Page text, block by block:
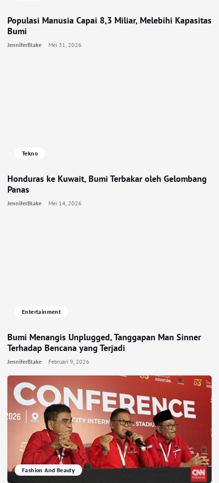
Populasi Manusia Capai 8,3 Miliar, Melebihi Kapasitas
Bumi
JenniferBlake Mei 31, 2026
Tekno
Honduras ke Kuwait, Bumi Terbakar oleh Gelombang
Panas
JenniferBlake Mei 14, 2026
Entertainment
Bumi Menangis Unplugged, Tanggapan Man Sinner
Terhadap Bencana yang Terjadi
JenniferBlake Februari 9, 2026
Fashion And Beauty